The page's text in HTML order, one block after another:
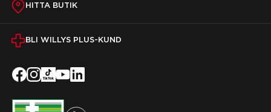
HITTA BUTIK
BLI WILLYS PLUS-KUND